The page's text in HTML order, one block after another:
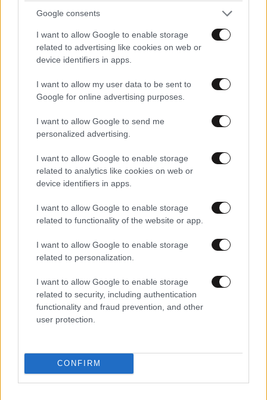
Google consents
I want to allow Google to enable storage
related to advertising like cookies on web or
device identifiers in apps.
I want to allow my user data to be sent to
Google for online advertising purposes.
I want to allow Google to send me
personalized advertising.
I want to allow Google to enable storage
related to analytics like cookies on web or
device identifiers in apps.
I want to allow Google to enable storage
related to functionality of the website or app.
I want to allow Google to enable storage
related to personalization.
I want to allow Google to enable storage
related to security, including authentication
functionality and fraud prevention, and other
user protection.
CONFIRM
05·08·2026 21:24
μετακομίσουμε»: Απαρηγόρητη η οικογένεια
από τη Βρετανία που είδε το όνειρο ζωής να